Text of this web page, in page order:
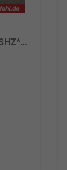
Black Line 1.6 T-GDi HEV AT Android Auto*Navi*SHZ*Kamera*2Z Klimaauto*